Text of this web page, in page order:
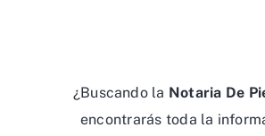
¿Buscando la Notaria De
encontrarás toda la